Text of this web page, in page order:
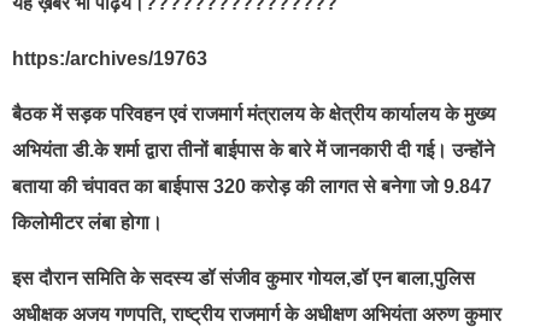
https:/archives/19763
बैठक में सड़क परिवहन एवं राजमार्ग मंत्रालय के क्षेत्रीय कार्यालय के मुख्य
अभियंता डी.के शर्मा द्वारा तीनों बाईपास के बारे में जानकारी दी गई। उन्होंने
बताया की चंपावत का बाईपास 320 करोड़ की लागत से बनेगा जो 9.847
किलोमीटर लंबा होगा।
इस दौरान समिति के सदस्य डॉ संजीव कुमार गोयल,डॉ एन बाला,पुलिस
अधीक्षक अजय गणपति, राष्ट्रीय राजमार्ग के अधीक्षण अभियंता अरुण कुमार